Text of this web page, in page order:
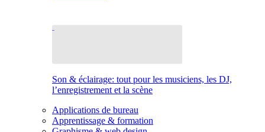
Son & éclairage: tout pour les musiciens, les DJ,
l’enregistrement et la scène
Applications de bureau
Apprentissage & formation